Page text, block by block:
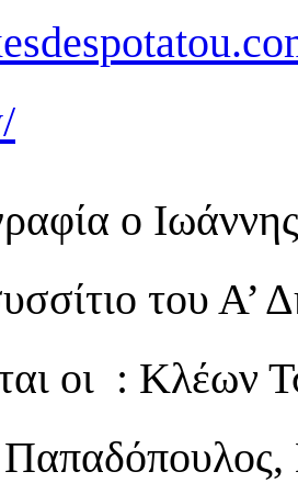
ο
του Α’
οι : Κλέων